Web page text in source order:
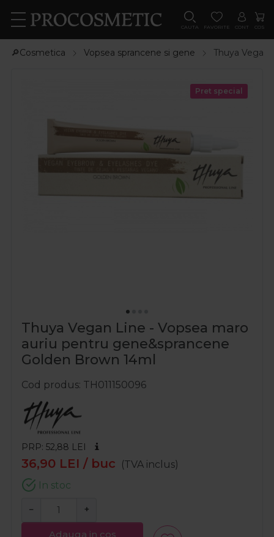
CAUTA FAVORITE CONT COS
🔎Cosmetica Vopsea sprancene si gene Thuya Vegan
Pret special
Thuya Vegan Line - Vopsea maro
auriu pentru gene&sprancene
Golden Brown 14ml
Cod produs TH011150096
PRP: 52,88 LEI
36,90 LEI / buc
(TVA inclus)
In stoc
− +
Adauga in cos